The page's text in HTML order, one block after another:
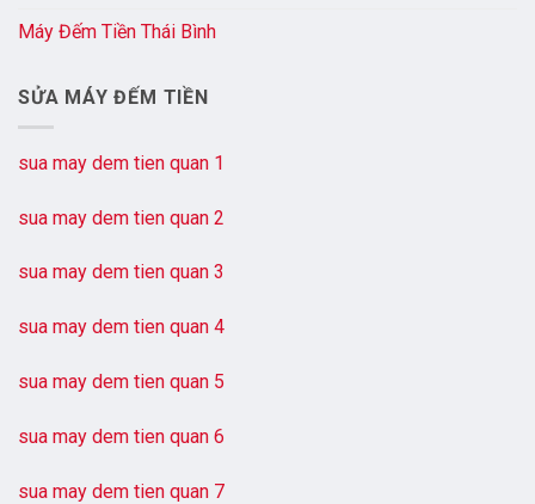
Máy Đếm Tiền Thái Bình
SỬA MÁY ĐẾM TIỀN
sua may dem tien quan 1
sua may dem tien quan 2
sua may dem tien quan 3
sua may dem tien quan 4
sua may dem tien quan 5
sua may dem tien quan 6
sua may dem tien quan 7